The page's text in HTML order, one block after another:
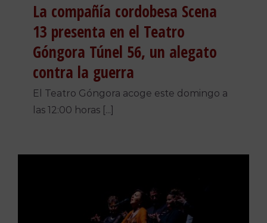
La compañía cordobesa Scena
13 presenta en el Teatro
Góngora Túnel 56, un alegato
contra la guerra
El Teatro Góngora acoge este domingo a
las 12:00 horas [...]